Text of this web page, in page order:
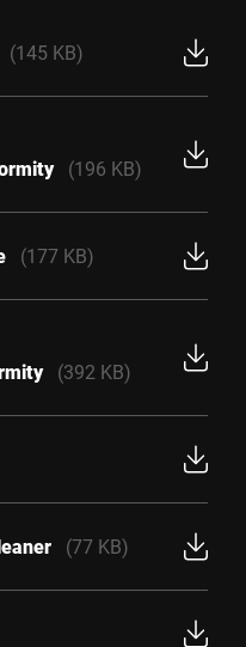
(145 KB)
(196 KB)
(177 KB)
(392 KB)
(77 KB)